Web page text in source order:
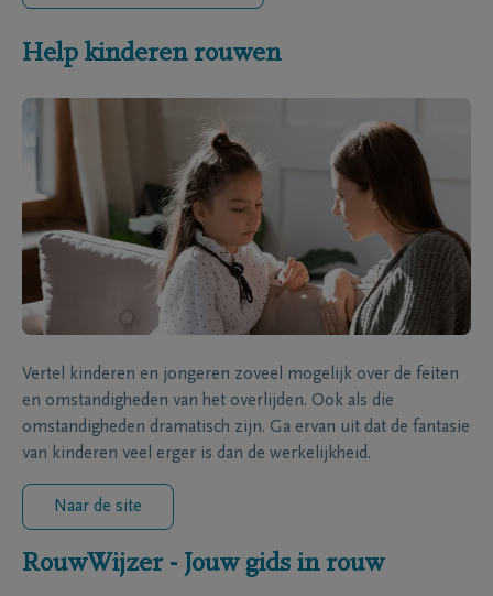
Help kinderen rouwen
Vertel kinderen en jongeren zoveel mogelijk over de feiten
en omstandigheden van het overlijden. Ook als die
omstandigheden dramatisch zijn. Ga ervan uit dat de fantasie
van kinderen veel erger is dan de werkelijkheid.
Naar de site
RouwWijzer - Jouw gids in rouw